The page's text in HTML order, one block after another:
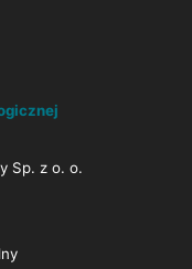
Sp. z o. o.